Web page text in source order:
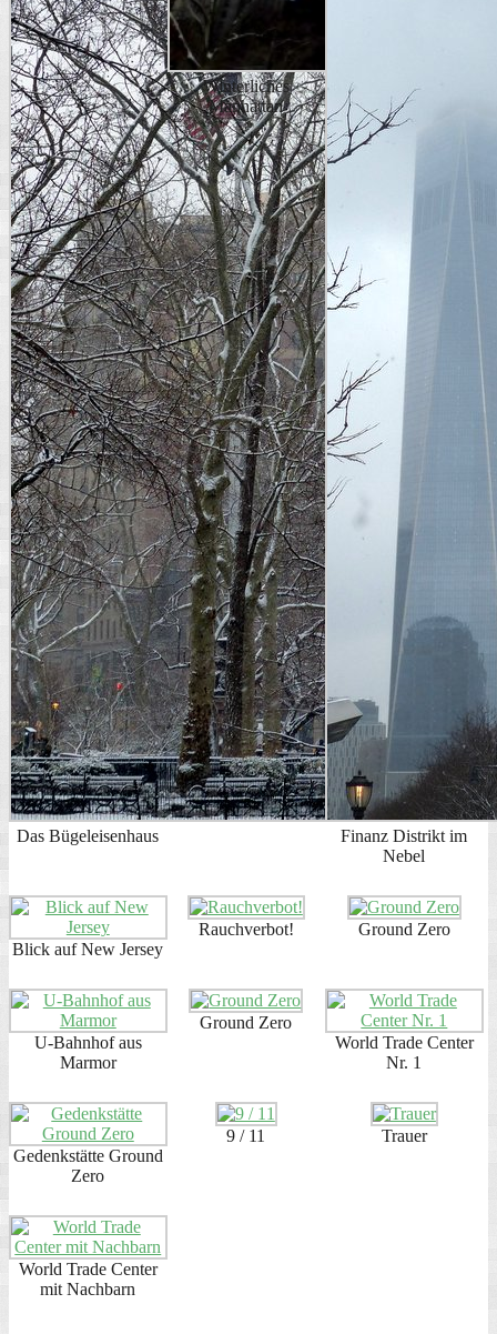
Das Bügeleisenhaus
Winterliches
Manhattan
Finanz Distrikt im
Nebel
Blick auf New Jersey
Rauchverbot! Ground Zero
U-Bahnhof aus
Marmor
Ground Zero
World Trade Center
Nr. 1
Gedenkstätte Ground
Zero
9 / 11 Trauer
World Trade Center
mit Nachbarn